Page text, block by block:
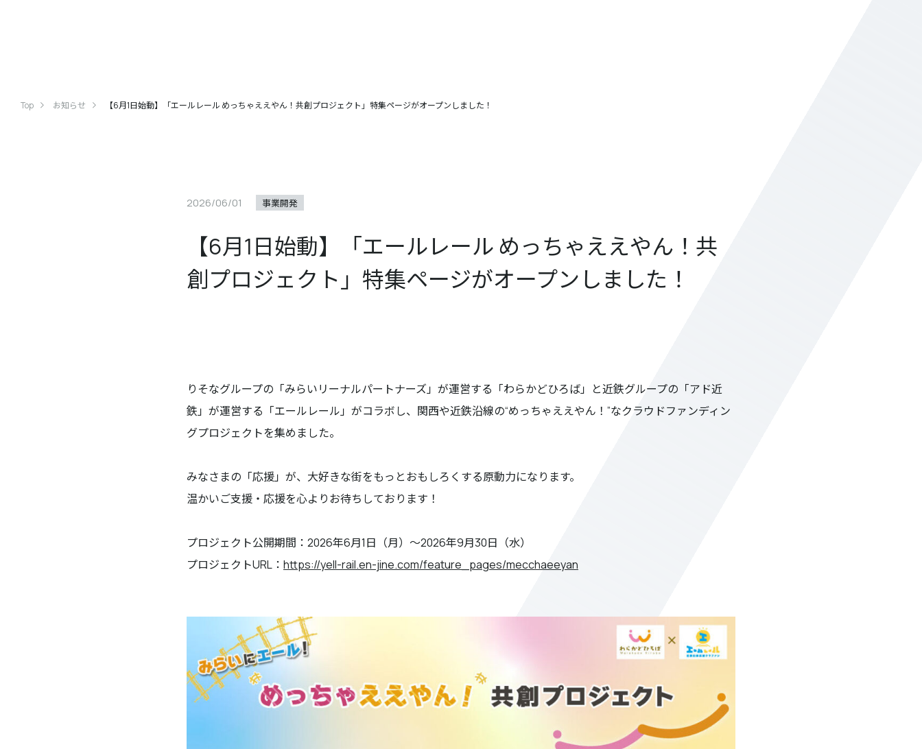
Top お知らせ 【6月1日始動】「エールレール めっちゃええやん！共創プロジェクト」特集ページがオープンしました！
2026/06/01 事業開発
【6月1日始動】「エールレール めっちゃええやん！共
創プロジェクト」特集ページがオープンしました！
りそなグループの「みらいリーナルパートナーズ」が運営する「わらかどひろば」と近鉄グループの「アド近
鉄」が運営する「エールレール」がコラボし、関西や近鉄沿線の“めっちゃええやん！”なクラウドファンディン
グプロジェクトを集めました。
みなさまの「応援」が、大好きな街をもっとおもしろくする原動力になります。
温かいご支援・応援を心よりお待ちしております！
プロジェクト公開期間：2026年6月1日（月）～2026年9月30日（水）
プロジェクトURL： https://yell-rail.en-jine.com/feature_pages/mecchaeeyan